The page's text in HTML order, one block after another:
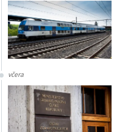
včera